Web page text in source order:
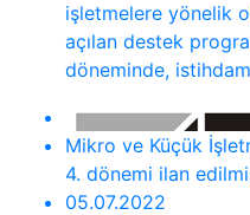
işletmelere yönelik
açılan destek
döneminde,
Mikro ve Küçük
4. dönemi ilan
05.07.2022